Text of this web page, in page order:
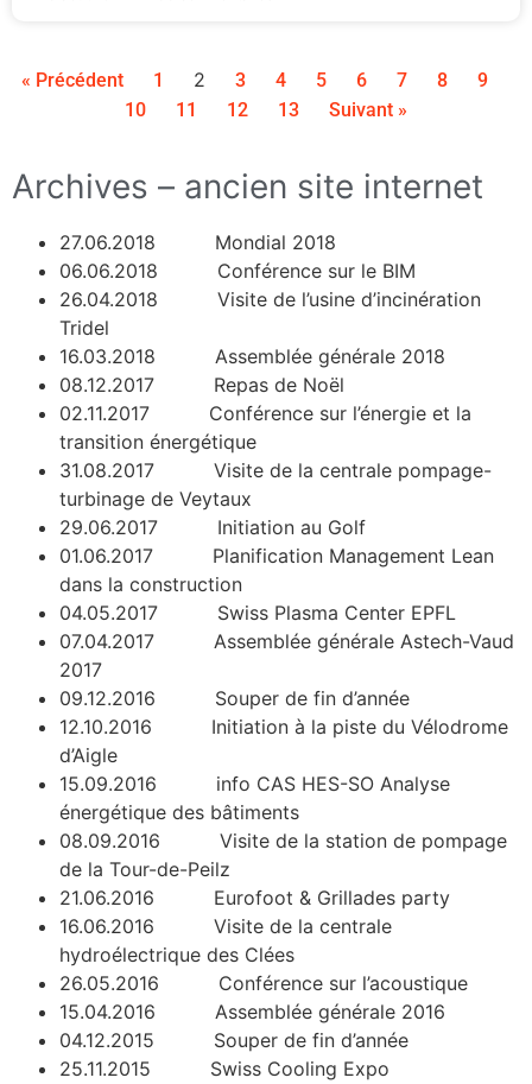
« Précédent 1 2 3 4 5 6 7 8
9
10
11 12 13 Suivant »
Archives – ancien site internet
27.06.2018 Mondial 2018
06.06.2018 Conférence sur le BIM
26.04.2018 Visite de l’usine d’incinération
Tridel
16.03.2018 Assemblée générale 2018
08.12.2017 Repas de Noël
02.11.2017 Conférence sur l’énergie et la
transition énergétique
31.08.2017 Visite de la centrale pompage-
turbinage de Veytaux
29.06.2017 Initiation au Golf
01.06.2017 Planification Management Lean
dans la construction
04.05.2017 Swiss Plasma Center EPFL
07.04.2017 Assemblée générale Astech-Vaud
2017
09.12.2016 Souper de fin d’année
12.10.2016 Initiation à la piste du Vélodrome
d’Aigle
15.09.2016 info CAS HES-SO Analyse
énergétique des bâtiments
08.09.2016 Visite de la station de pompage
de la Tour-de-Peilz
21.06.2016 Eurofoot & Grillades party
16.06.2016 Visite de la centrale
hydroélectrique des Clées
26.05.2016 Conférence sur l’acoustique
15.04.2016 Assemblée générale 2016
04.12.2015 Souper de fin d’année
25.11.2015 Swiss Cooling Expo